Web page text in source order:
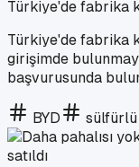
Türkiye'de fabrika
Türkiye'de fabrika
girişimde
başvurusunda
BYD sülfürlü